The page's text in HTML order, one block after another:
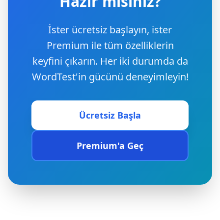
İster ücretsiz başlayın, ister
Premium ile tüm özelliklerin
keyfini çıkarın. Her iki durumda da
WordTest'in gücünü deneyimleyin!
Ücretsiz Başla
Premium'a Geç